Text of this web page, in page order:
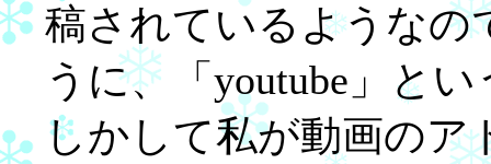
稿されているようなの
うに、「youtube」と
しかして私が動画のア